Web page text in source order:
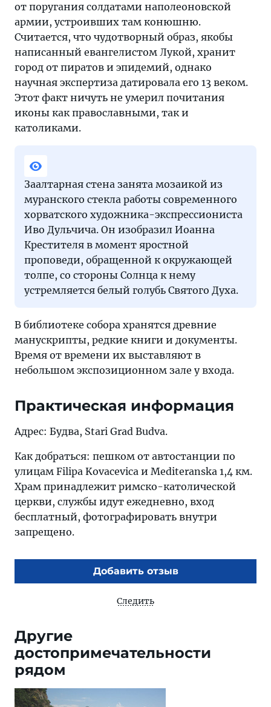
от поругания солдатами наполеоновской
армии, устроивших там конюшню.
Считается, что чудотворный образ, якобы
написанный евангелистом Лукой, хранит
город от пиратов и эпидемий, однако
научная экспертиза датировала его 13 веком.
Этот факт ничуть не умерил почитания
иконы как православными, так и
католиками.
Заалтарная стена занята мозаикой из
муранского стекла работы современного
хорватского художника-экспрессиониста
Иво Дульчича. Он изобразил Иоанна
Крестителя в момент яростной
проповеди, обращенной к окружающей
толпе, со стороны Солнца к нему
устремляется белый голубь Святого Духа.
В библиотеке собора хранятся древние
манускрипты, редкие книги и документы.
Время от времени их выставляют в
небольшом экспозиционном зале у входа.
Практическая информация
Адрес: Будва, Stari Grad Budva.
Как добраться: пешком от автостанции по
улицам Filipa Kovacevica и Mediteranska 1,4 км.
Храм принадлежит римско-католической
церкви, службы идут ежедневно, вход
бесплатный, фотографировать внутри
запрещено.
Добавить отзыв
Следить
Другие
достопримечательности
рядом